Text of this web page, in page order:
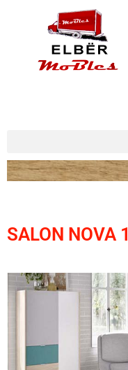
SALON NOVA 1